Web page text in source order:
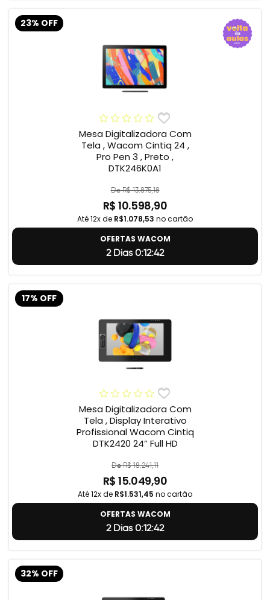
23% OFF
Mesa Digitalizadora Com
Tela , Wacom Cintiq 24 ,
Pro Pen 3 , Preto ,
DTK246K0A1
De R$ 13.875,18
R$ 10.598,90
Até 12x de R$1.078,53 no cartão
OFERTAS WACOM
2 Dias 0:12:41
17% OFF
Mesa Digitalizadora Com
Tela , Display Interativo
Profissional Wacom Cintiq
DTK2420 24” Full HD
De R$ 18.241,11
R$ 15.049,90
Até 12x de R$1.531,45 no cartão
OFERTAS WACOM
2 Dias 0:12:41
32% OFF